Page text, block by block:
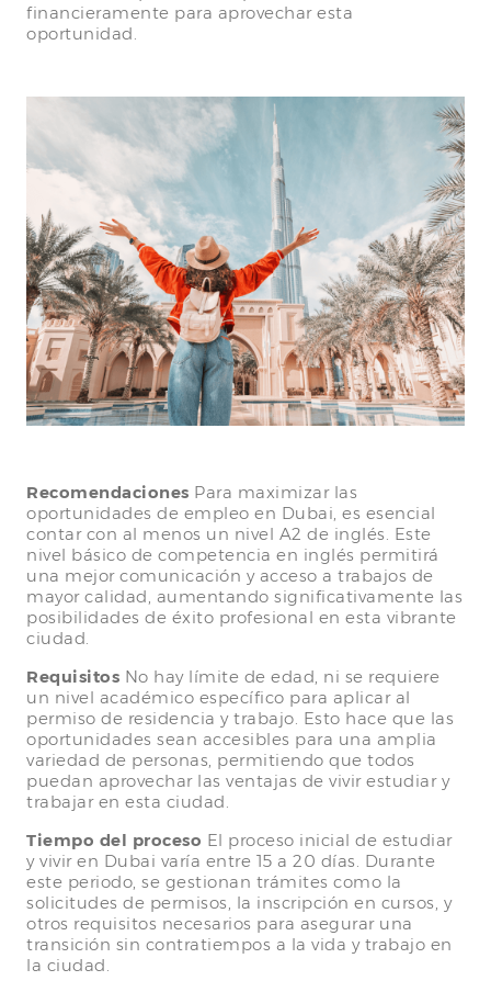
financieramente para aprovechar esta
oportunidad.
Recomendaciones Para maximizar las
oportunidades de empleo en Dubai, es esencial
contar con al menos un nivel A2 de inglés. Este
nivel básico de competencia en inglés permitirá
una mejor comunicación y acceso a trabajos de
mayor calidad, aumentando significativamente las
posibilidades de éxito profesional en esta vibrante
ciudad.
Requisitos No hay límite de edad, ni se requiere
un nivel académico específico para aplicar al
permiso de residencia y trabajo. Esto hace que las
oportunidades sean accesibles para una amplia
variedad de personas, permitiendo que todos
puedan aprovechar las ventajas de vivir estudiar y
trabajar en esta ciudad.
Tiempo del proceso El proceso inicial de estudiar
y vivir en Dubai varía entre 15 a 20 días. Durante
este periodo, se gestionan trámites como la
solicitudes de permisos, la inscripción en cursos, y
otros requisitos necesarios para asegurar una
transición sin contratiempos a la vida y trabajo en
la ciudad.